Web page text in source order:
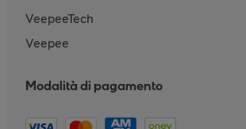
VeepeeTech
Veepee
Modalità di pagamento